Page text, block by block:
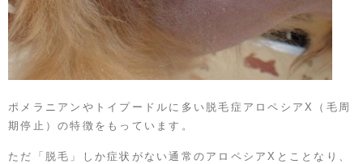
ポメラニアンやトイプードルに多い脱毛症アロペシアX（毛周
期停止）の特徴をもっています。
ただ「脱毛」しか症状がない通常のアロペシアXとことなり、